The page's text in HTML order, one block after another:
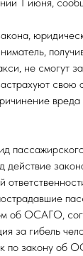
не смогут
свою
действие
об ОСАГО,
за гибель
по закону